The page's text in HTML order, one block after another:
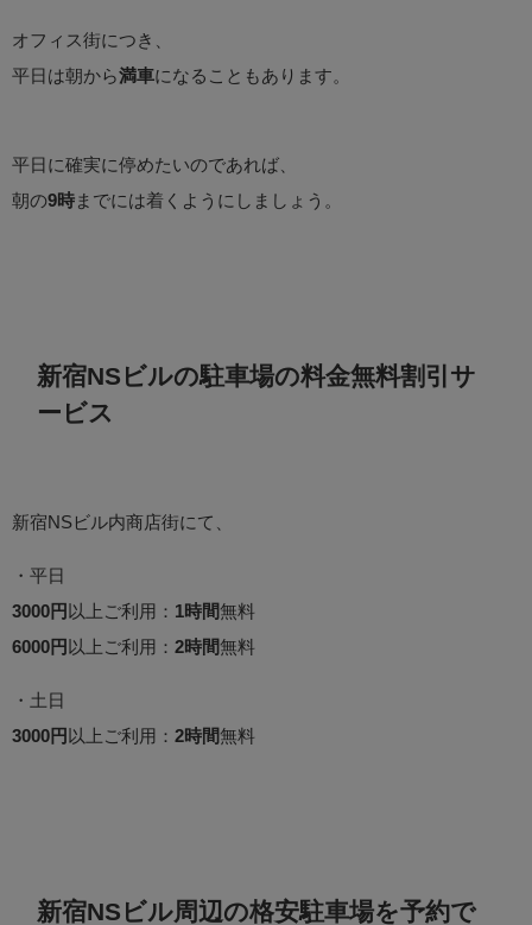
オフィス街につき、
平日は朝から満車になることもあります。
平日に確実に停めたいのであれば、
朝の9時 までには着くようにしましょう。
新宿NSビルの駐車場の料金無料割引サ
ービス
新宿NSビル内商店街にて、
・平日
3000円 以上ご利用： 1時間無料
6000円 以上ご利用： 2時間無料
・土日
3000円 以上ご利用： 2時間無料
新宿NSビル周辺の格安駐車場を予約で